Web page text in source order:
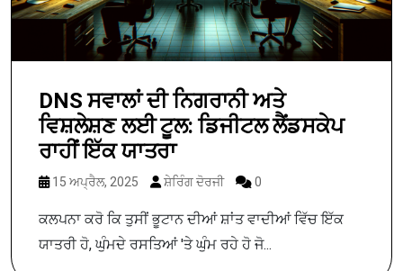
DNS ਸਵਾਲਾਂ ਦੀ ਨਿਗਰਾਨੀ ਅਤੇ
ਵਿਸ਼ਲੇਸ਼ਣ ਲਈ ਟੂਲ: ਡਿਜੀਟਲ ਲੈਂਡਸਕੇਪ
ਰਾਹੀਂ ਇੱਕ ਯਾਤਰਾ
15 ਅਪ੍ਰੈਲ, 2025 ਸ਼ੇਰਿੰਗ ਦੋਰਜੀ 0
ਕਲਪਨਾ ਕਰੋ ਕਿ ਤੁਸੀਂ ਭੂਟਾਨ ਦੀਆਂ ਸ਼ਾਂਤ ਵਾਦੀਆਂ ਵਿੱਚ ਇੱਕ
ਯਾਤਰੀ ਹੋ, ਘੁੰਮਦੇ ਰਸਤਿਆਂ 'ਤੇ ਘੁੰਮ ਰਹੇ ਹੋ ਜੋ...